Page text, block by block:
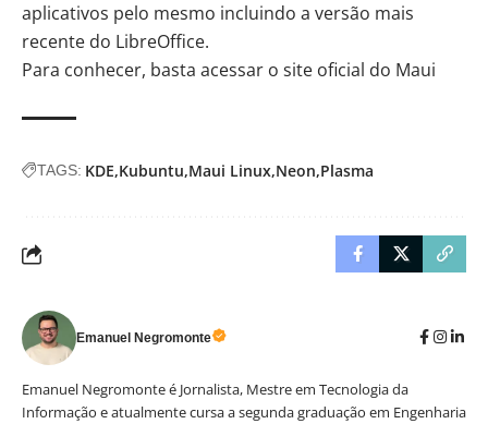
aplicativos pelo mesmo incluindo a versão mais
recente do LibreOffice.
Para conhecer, basta acessar o site oficial do Maui
TAGS: KDE Kubuntu Maui Linux Neon Plasma
Emanuel Negromonte
Emanuel Negromonte é Jornalista, Mestre em Tecnologia da
Informação e atualmente cursa a segunda graduação em Engenharia